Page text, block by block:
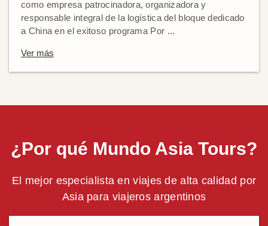
como empresa patrocinadora, organizadora y
responsable integral de la logística del bloque dedicado
a China en el exitoso programa Por ...
Ver más
¿Por qué Mundo Asia Tours?
El mejor especialista en viajes de alta calidad por
Asia para viajeros argentinos